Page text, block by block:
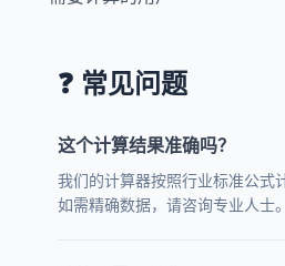
❓ 常见问题
这个计算结果准确吗？
我们的计算器按照行业标准公式
如需精确数据，请咨询专业人士。